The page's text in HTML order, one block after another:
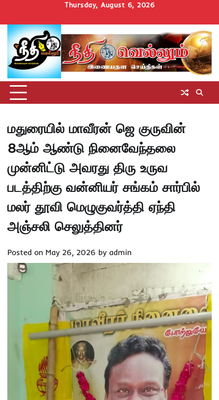
content
Thursday, August 6, 2026
Homeசெய்திகள்
தமிழ்நாடுமாவட்டச்செய்திகள்
அரசியல்ஆன்மிகம்
சட்டம்
அறிவோம்
சினிமாUncategorized
மதுரையில் மாவீரன் ஜெ குருவின்
8ஆம் ஆண்டு நினைவேந்தலை
முன்னிட்டு அவரது திரு உருவ
படத்திற்கு வன்னியர் சங்கம் சார்பில்
மலர் தூவி மெழுகுவர்த்தி ஏந்தி
அஞ்சலி செலுத்தினர்
Posted on May 26, 2026 by admin